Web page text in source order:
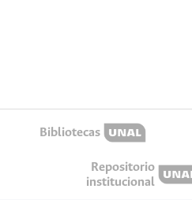
Bibliotecas
Repositorio
institucional